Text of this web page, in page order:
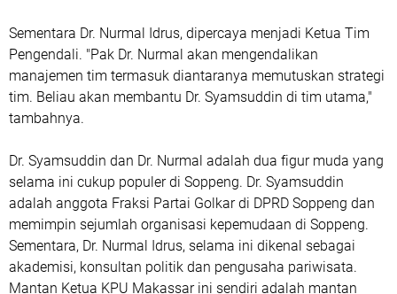
Sementara Dr. Nurmal Idrus, dipercaya menjadi Ketua Tim
Pengendali. "Pak Dr. Nurmal akan mengendalikan
manajemen tim termasuk diantaranya memutuskan strategi
tim. Beliau akan membantu Dr. Syamsuddin di tim utama,"
tambahnya.
Dr. Syamsuddin dan Dr. Nurmal adalah dua figur muda yang
selama ini cukup populer di Soppeng. Dr. Syamsuddin
adalah anggota Fraksi Partai Golkar di DPRD Soppeng dan
memimpin sejumlah organisasi kepemudaan di Soppeng.
Sementara, Dr. Nurmal Idrus, selama ini dikenal sebagai
akademisi, konsultan politik dan pengusaha pariwisata.
Mantan Ketua KPU Makassar ini sendiri adalah mantan